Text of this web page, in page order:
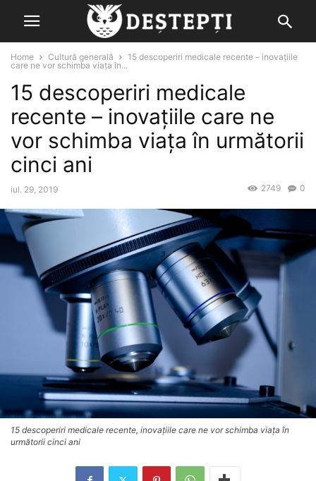
Home Cultură generală
15 descoperiri medicale recente – inovaţiile
care ne vor schimba viaţa în...
15 descoperiri medicale
recente – inovaţiile care ne
vor schimba viaţa în următorii
cinci ani
iul. 29, 2019 0
2749
15 descoperiri medicale recente, inovaţiile care ne vor schimba viaţa în
următorii cinci ani